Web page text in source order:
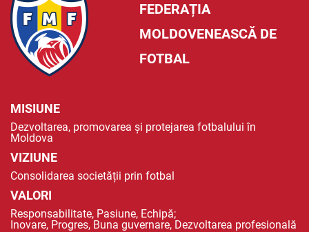
FEDERAȚIA
MOLDOVENEASCĂ DE
FOTBAL
MISIUNE
Dezvoltarea, promovarea și protejarea fotbalului în
Moldova
VIZIUNE
Consolidarea societății prin fotbal
VALORI
Responsabilitate, Pasiune, Echipă;
Inovare, Progres, Buna guvernare, Dezvoltarea profesională